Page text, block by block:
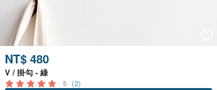
NT$ 480
V / 掛勾 - 綠
5 (2)